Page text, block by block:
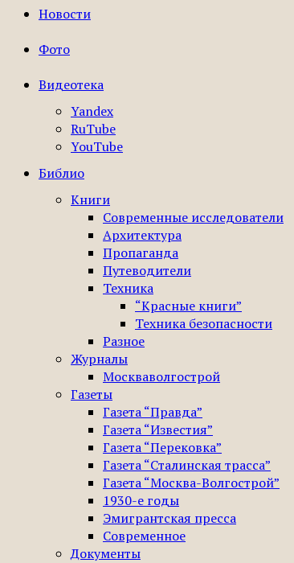
Новости
Фото
Видеотека
Yandex
RuTube
YouTube
Библио
Книги
Современные исследователи
Архитектура
Пропаганда
Путеводители
Техника
“Красные книги”
Техника безопасности
Разное
Журналы
Москваволгострой
Газеты
Газета “Правда”
Газета “Известия”
Газета “Перековка”
Газета “Сталинская трасса”
Газета “Москва-Волгострой”
1930-е годы
Эмигрантская пресса
Современное
Документы